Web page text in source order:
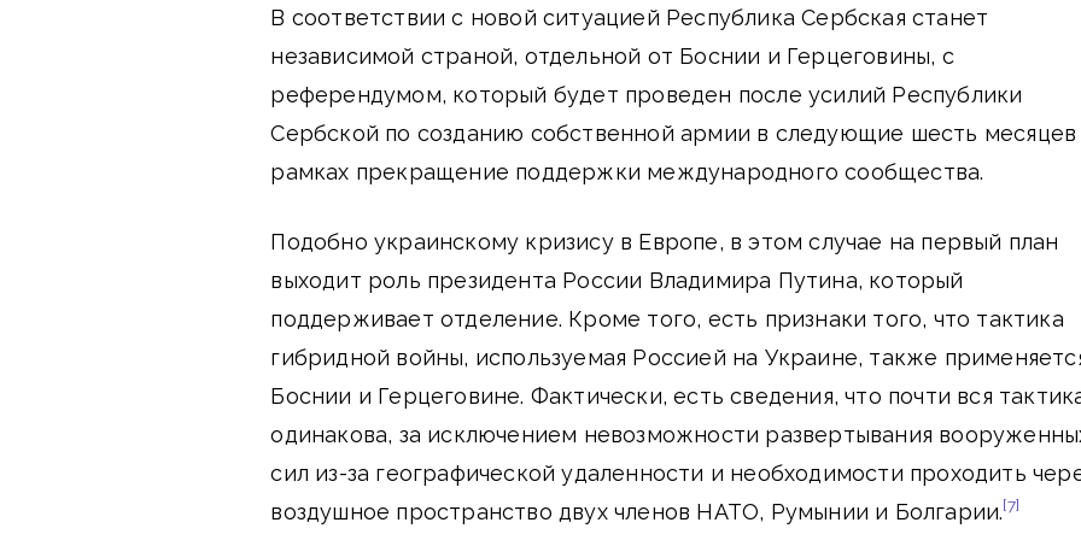
В соответствии с новой ситуацией Республика Сербская станет
независимой страной, отдельной от Боснии и Герцеговины, с
референдумом, который будет проведен после усилий Республики
Сербской по созданию собственной армии в следующие шесть месяцев
рамках прекращение поддержки международного сообщества.
Подобно украинскому кризису в Европе, в этом случае на первый план
выходит роль президента России Владимира Путина, который
поддерживает отделение. Кроме того, есть признаки того, что тактика
гибридной войны, используемая Россией на Украине, также
Боснии и Герцеговине. Фактически, есть сведения, что почти вся
одинакова, за исключением невозможности развертывания
сил из-за географической удаленности и необходимости проходить
воздушное пространство двух членов НАТО, Румынии и Болгарии.[7]